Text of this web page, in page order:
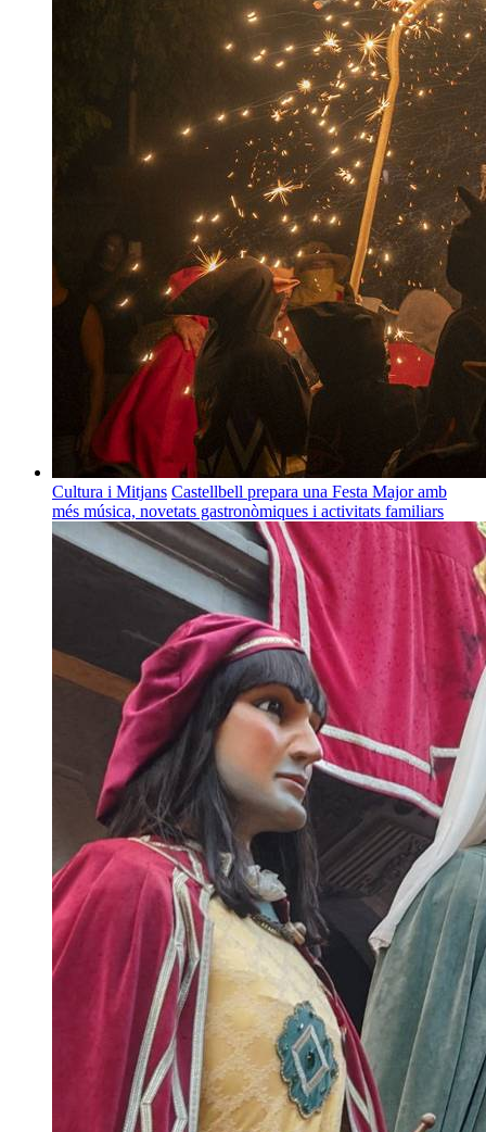
Cultura i Mitjans Castellbell prepara una Festa Major amb
més música, novetats gastronòmiques i activitats familiars